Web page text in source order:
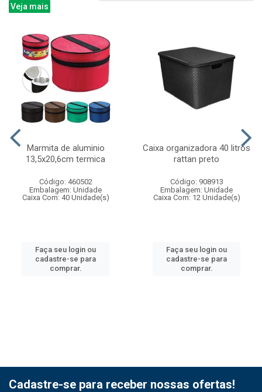
Veja mais
Marmita de aluminio
13,5x20,6cm termica
Código: 460502
Embalagem: Unidade
Caixa Com: 40 Unidade(s)
Faça seu login ou
cadastre-se para
comprar.
Caixa organizadora 40 litros
rattan preto
Código: 908913
Embalagem: Unidade
Caixa Com: 12 Unidade(s)
Faça seu login ou
cadastre-se para
comprar.
Cadastre-se para receber nossas ofertas!